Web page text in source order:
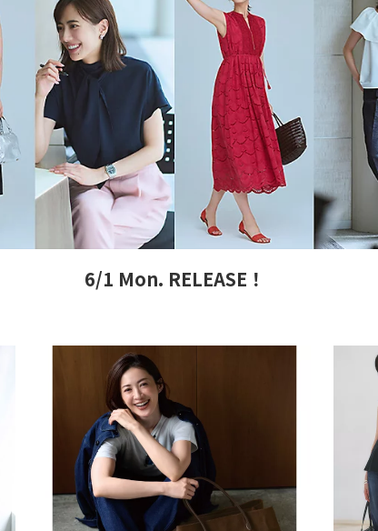
6/1 Mon. RELEASE！